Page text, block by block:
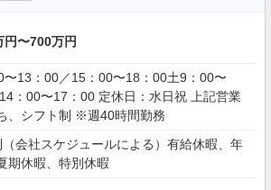
円〜700万円
〜13：00／15：00〜18：00土9：00〜
00〜17：00 定休日：水日祝 上記営業
、シフト制 ※週40時間勤務
会社スケジュールによる）有給休暇、年
期休暇、特別休暇